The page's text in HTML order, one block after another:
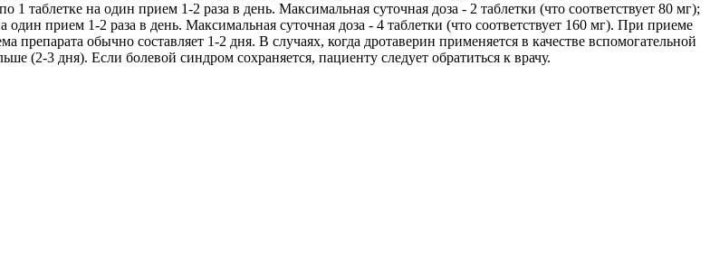
1 таблетке на один прием 1-2 раза в день. Максимальная суточная доза - 2 таблетки (что соответствует 80 мг);
прием 1-2 раза в день. Максимальная суточная доза - 4 таблетки (что соответствует 160 мг). При приеме
препарата обычно составляет 1-2 дня. В случаях, когда дротаверин применяется в качестве вспомогательной
(2-3 дня). Если болевой синдром сохраняется, пациенту следует обратиться к врачу.